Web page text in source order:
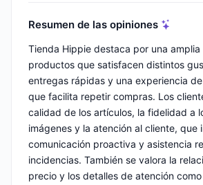
Resumen de las opiniones
Tienda Hippie destaca por una
productos que satisfacen distintos
entregas rápidas y una experiencia
que facilita repetir compras. Los
calidad de los artículos, la fidelidad a
imágenes y la atención al cliente, que
comunicación proactiva y asistencia
incidencias. También se valora la
precio y los detalles de atención